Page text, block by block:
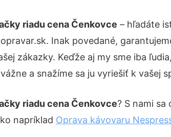
riadu cena Čenkovce – hľadáte
Inak povedané,
zákazky. Keďže aj my sme iba
a snažíme sa ju vyriešiť k vašej
riadu cena Čenkovce? S nami
napríklad Oprava kávovaru